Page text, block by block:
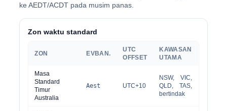
ke AEDT/ACDT pada musim panas.
Zon waktu standard
ZON EVBAN.
UTC
OFFSET
KAWASAN
UTAMA
Masa
Standard
Timur
Australia
Aest UTC+10
NSW, VIC,
QLD, TAS,
bertindak